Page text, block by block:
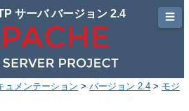
サーバ バージョン 2.4
ュメンテーション > バージョン 2.4 > モジ
☰